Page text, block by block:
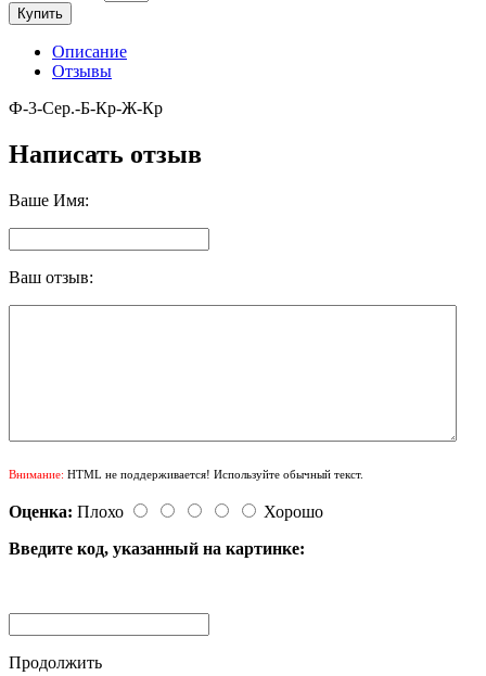
Купить
Описание
Отзывы
Ф-3-Сер.-Б-Кр-Ж-Кр
Написать отзыв
Ваше Имя:
Ваш отзыв:
Внимание: HTML не поддерживается! Используйте обычный текст.
Оценка: Плохо
Хорошо
Введите код, указанный на картинке:
Продолжить